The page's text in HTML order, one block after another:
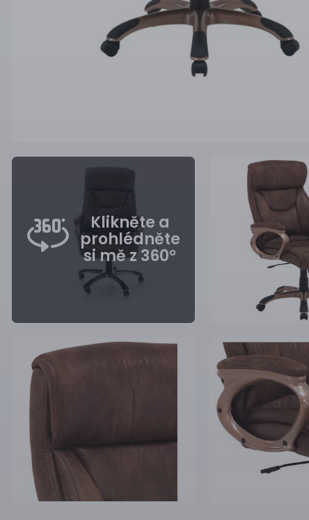
Klikněte a
prohlédněte
si mě z 360°